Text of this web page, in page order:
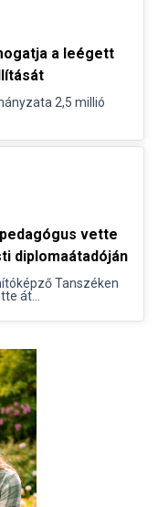
a leégett
2,5 millió
vette
diplomaátadóján
Tanszéken
át...